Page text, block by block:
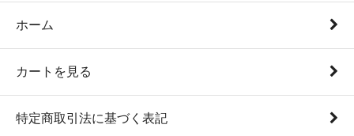
ホーム
カートを見る
特定商取引法に基づく表記